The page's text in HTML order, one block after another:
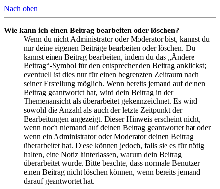
Nach oben
Wie kann ich einen Beitrag bearbeiten oder löschen?
Wenn du nicht Administrator oder Moderator bist, kannst du
nur deine eigenen Beiträge bearbeiten oder löschen. Du
kannst einen Beitrag bearbeiten, indem du das „Ändere
Beitrag“-Symbol für den entsprechenden Beitrag anklickst;
eventuell ist dies nur für einen begrenzten Zeitraum nach
seiner Erstellung möglich. Wenn bereits jemand auf deinen
Beitrag geantwortet hat, wird dein Beitrag in der
Themenansicht als überarbeitet gekennzeichnet. Es wird
sowohl die Anzahl als auch der letzte Zeitpunkt der
Bearbeitungen angezeigt. Dieser Hinweis erscheint nicht,
wenn noch niemand auf deinen Beitrag geantwortet hat oder
wenn ein Administrator oder Moderator deinen Beitrag
überarbeitet hat. Diese können jedoch, falls sie es für nötig
halten, eine Notiz hinterlassen, warum dein Beitrag
überarbeitet wurde. Bitte beachte, dass normale Benutzer
einen Beitrag nicht löschen können, wenn bereits jemand
darauf geantwortet hat.